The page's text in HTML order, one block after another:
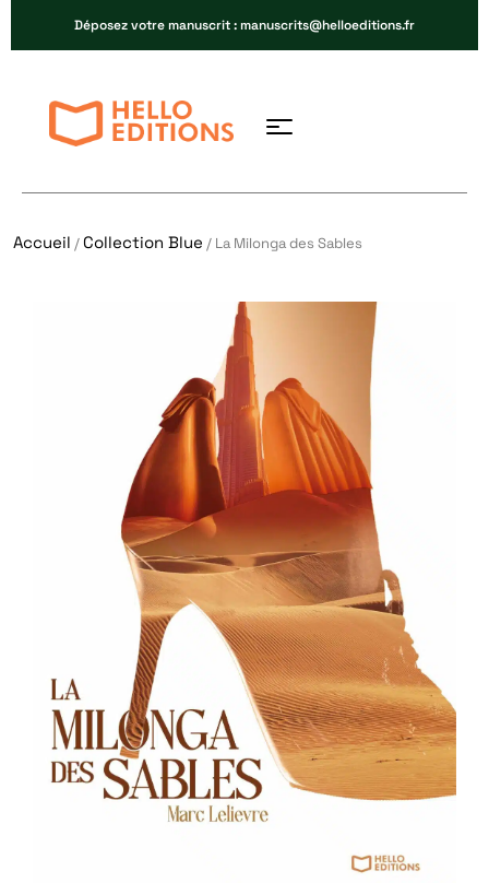
Déposez votre manuscrit : manuscrits@helloeditions.fr
Accueil /Collection Blue / La Milonga des Sables